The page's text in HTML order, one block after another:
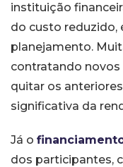
instituição
do custo reduzido,
planejamento.
contratando
quitar os
significativa da
Já o
dos participantes,